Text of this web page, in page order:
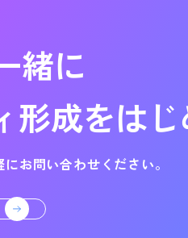
緒に
形成をは
お問い合わせください。